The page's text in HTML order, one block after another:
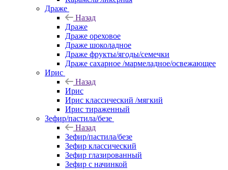
Драже
Назад
Драже
Драже ореховое
Драже шоколадное
Драже фрукты/ягоды/семечки
Драже сахарное /мармеладное/освежающее
Ирис
Назад
Ирис
Ирис классический /мягкий
Ирис тираженный
Зефир/пастила/безе
Назад
Зефир/пастила/безе
Зефир классический
Зефир глазированный
Зефир с начинкой